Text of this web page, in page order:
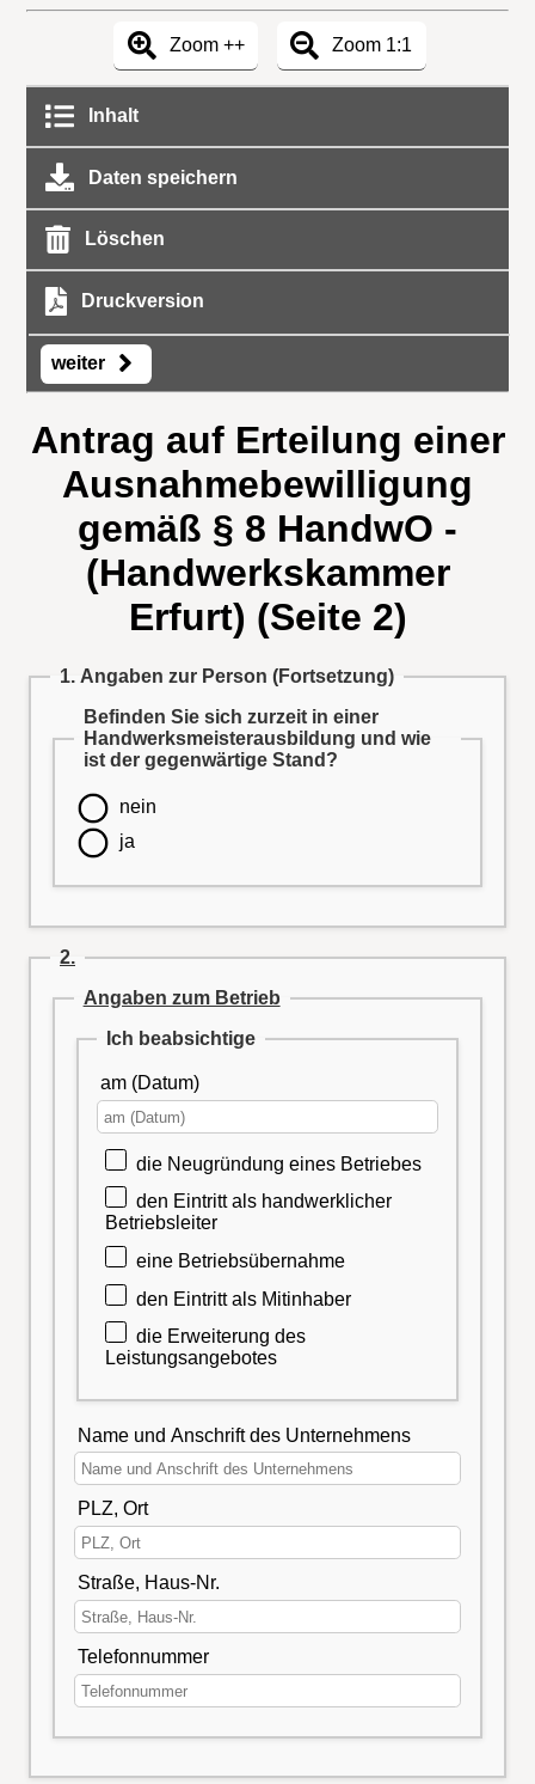
Zoom ++ Zoom 1:1
Inhalt
Daten speichern
Löschen
Druckversion
weiter
Antrag auf Erteilung einer
Ausnahmebewilligung
gemäß § 8 HandwO -
(Handwerkskammer
Erfurt) (Seite 2)
1. Angaben zur Person (Fortsetzung)
Befinden Sie sich zurzeit in einer
Handwerksmeisterausbildung und wie
ist der gegenwärtige Stand?
nein
ja
2.
Angaben zum Betrieb
Ich beabsichtige
am (Datum)
die Neugründung eines Betriebes
den Eintritt als handwerklicher
Betriebsleiter
eine Betriebsübernahme
den Eintritt als Mitinhaber
die Erweiterung des
Leistungsangebotes
Name und Anschrift des Unternehmens
PLZ, Ort
Straße, Haus-Nr.
Telefonnummer